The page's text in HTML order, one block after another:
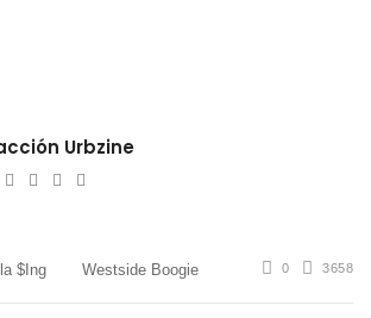
Urbzine
WebsiteTwitterFacebook
Youtube
$ing Westside Boogie 0 3658